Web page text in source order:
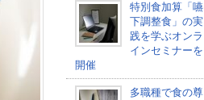
特別食加算「嚥
下調整食」の実
践を学ぶオンラ
インセミナーを
開催
多職種で食の尊